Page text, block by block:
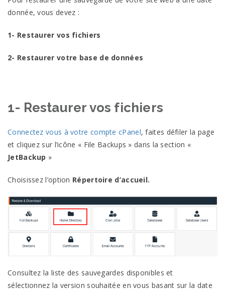
donnée, vous devez :
1- Restaurer vos fichiers
2- Restaurer votre base de données
1- Restaurer vos fichiers
Connectez vous à votre compte cPanel, faites défiler la page
et cliquez sur l’icône « File Backups » dans la section «
JetBackup »
Choisissez l’option Répertoire d’accueil.
Consultez la liste des sauvegardes disponibles et
sélectionnez la version souhaitée en vous basant sur la date